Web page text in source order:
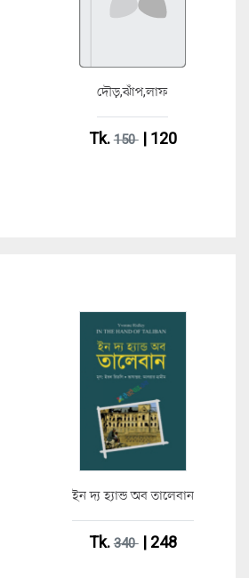
দৌড়,ঝাঁপ,লাফ
Tk.150| 120
ইন দ্য হ্যান্ড অব তালেবান
Tk.340| 248